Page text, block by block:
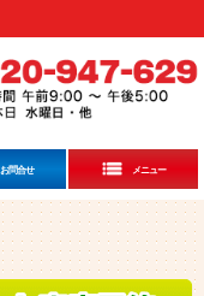
お問合せ メニュー